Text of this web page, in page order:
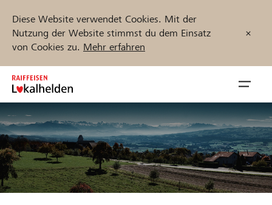
Diese Website verwendet Cookies. Mit der
Nutzung der Website stimmst du dem Einsatz
von Cookies zu. Mehr erfahren
Zum
Inhalt
springen
öffnen
Projekte und Organisationen finden
Jetzt starten